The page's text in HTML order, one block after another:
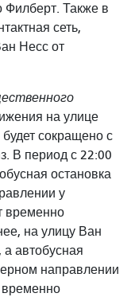
Также в
сеть,
Несс от
на улице
сокращено с
В период с 22:00
остановка
у
временно
на улицу Ван
автобусная
направлении
временно